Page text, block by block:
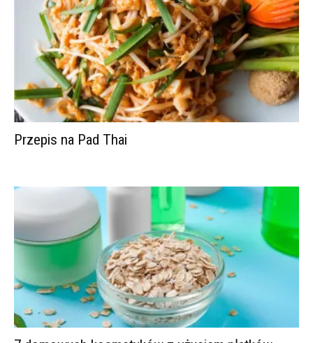
Przepis na Pad Thai